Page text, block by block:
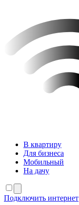
В квартиру
Для бизнеса
Мобильный
На дачу
Подключить интернет